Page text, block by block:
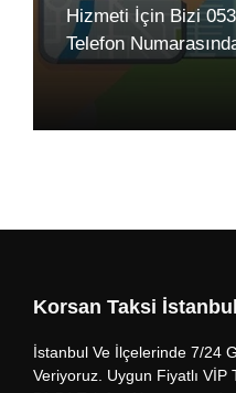
Hizmeti İçin Bizi
Telefon
Korsan Taksi İstanbul
İstanbul Ve İlçelerinde 7/24
Veriyoruz. Uygun Fiyatlı